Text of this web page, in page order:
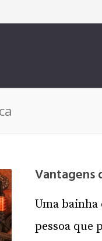
Vantagens
Uma
pessoa que